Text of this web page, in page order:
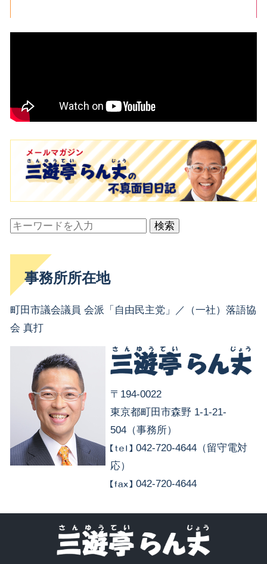
検索
事務所所在地
町田市議会議員 会派「自由民主党」／（一社）落語協
会 真打
〒194-0022
東京都町田市森野 1-1-21-
504（事務所）
042-720-4644（留守電対
応）
042-720-4644